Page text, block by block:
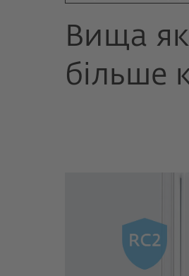
Вища
більше